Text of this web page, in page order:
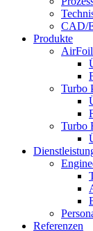
CAD/
Produkte
Turbo
Turbo
Referenzen